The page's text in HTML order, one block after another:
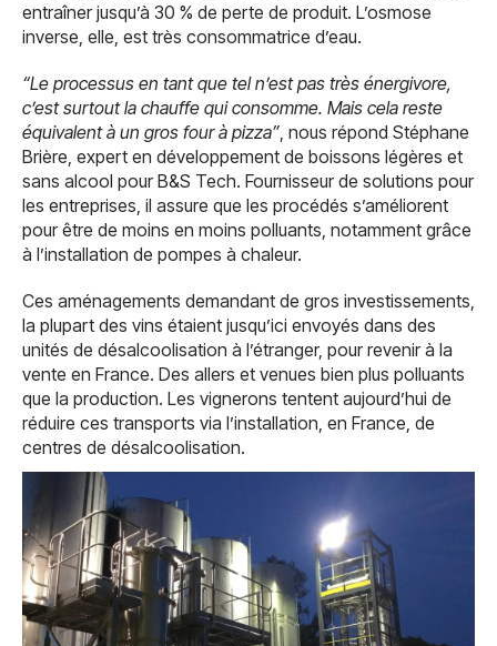
entraîner jusqu’à 30 % de perte de produit. L’osmose
inverse, elle, est très consommatrice d’eau.
“Le processus en tant que tel n’est pas très énergivore,
c’est surtout la chauffe qui consomme. Mais cela reste
équivalent à un gros four à pizza”, nous répond Stéphane
Brière, expert en développement de boissons légères et
sans alcool pour B&S Tech. Fournisseur de solutions pour
les entreprises, il assure que les procédés s’améliorent
pour être de moins en moins polluants, notamment grâce
à l’installation de pompes à chaleur.
Ces aménagements demandant de gros investissements,
la plupart des vins étaient jusqu’ici envoyés dans des
unités de désalcoolisation à l’étranger, pour revenir à la
vente en France. Des allers et venues bien plus polluants
que la production. Les vignerons tentent aujourd’hui de
réduire ces transports via l’installation, en France, de
centres de désalcoolisation.